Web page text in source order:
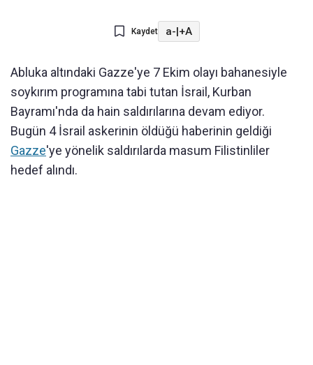
Kaydet a-|+A
Abluka altındaki Gazze'ye 7 Ekim olayı bahanesiyle
soykırım programına tabi tutan İsrail, Kurban
Bayramı'nda da hain saldırılarına devam ediyor.
Bugün 4 İsrail askerinin öldüğü haberinin geldiği
Gazze'ye yönelik saldırılarda masum Filistinliler
hedef alındı.